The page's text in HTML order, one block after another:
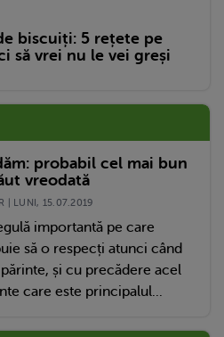
biscuiți: 5 rețete pe
să vrei nu le vei greși
probabil cel mai bun
vreodată
| LUNI, 15.07.2019
importantă pe care
să o respecți atunci când
și cu precădere acel
care este principalul...